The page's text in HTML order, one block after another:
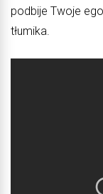
podbije Twoje
tłumika.